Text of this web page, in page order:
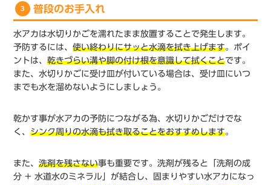
3 普段のお手入れ
水アカは水切りかごを濡れたまま放置することで発生します。
予防するには、使い終わりにサッと水滴を拭き上げます。ポイ
ントは、乾きづらい溝や脚の付け根を意識して拭くことです。
また、水切りかごに受け皿が付いている場合は、受け皿にいつ
までも水を溜めないようにしましょう。
乾かす事が水アカの予防につながる為、水切りかごだけでな
く、シンク周りの水滴も拭き取ることをおすすめします。
また、洗剤を残さない事も重要です。洗剤が残ると「洗剤の成
分 + 水道水のミネラル」が結合し、固まりやすい水アカになっ